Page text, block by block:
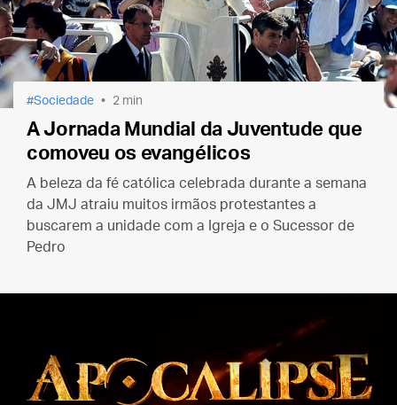
Sociedade 2 min
A Jornada Mundial da Juventude que
comoveu os evangélicos
A beleza da fé católica celebrada durante a semana
da JMJ atraiu muitos irmãos protestantes a
buscarem a unidade com a Igreja e o Sucessor de
Pedro